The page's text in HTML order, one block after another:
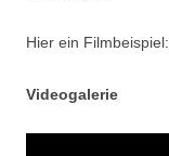
Hier ein Filmbeispiel:
Videogalerie